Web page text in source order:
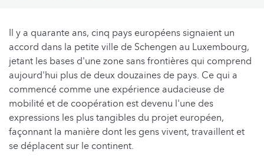
Il y a quarante ans, cinq pays européens signaient un
accord dans la petite ville de Schengen au Luxembourg,
jetant les bases d'une zone sans frontières qui comprend
aujourd'hui plus de deux douzaines de pays. Ce qui a
commencé comme une expérience audacieuse de
mobilité et de coopération est devenu l'une des
expressions les plus tangibles du projet européen,
façonnant la manière dont les gens vivent, travaillent et
se déplacent sur le continent.